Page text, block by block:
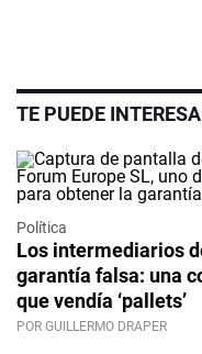
TE PUEDE
Política
Los intermediarios
garantía falsa: una
que vendía ‘pallets’
POR GUILLERMO DRAPER